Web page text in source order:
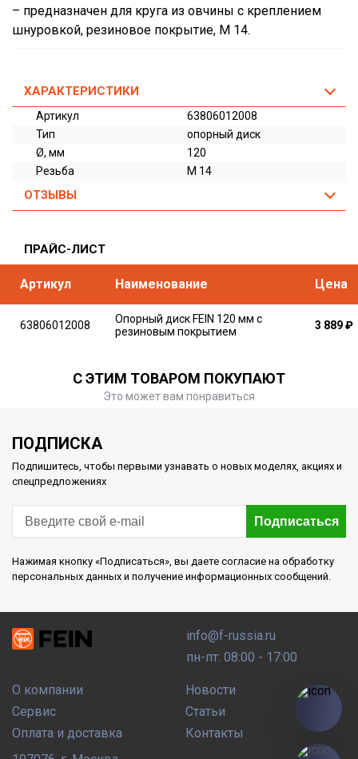
– предназначен для круга из овчины с креплением
шнуровкой, резиновое покрытие, M 14.
ХАРАКТЕРИСТИКИ
Артикул
63806012008
Тип
опорный диск
Ø, мм
120
Резьба
M 14
ОТЗЫВЫ
ПРАЙС-ЛИСТ
Артикул Наименование Цена
63806012008
Опорный диск FEIN 120 мм с
резиновым покрытием
3 889₽
С ЭТИМ ТОВАРОМ ПОКУПАЮТ
Это может вам понравиться
ПОДПИСКА
Подпишитесь, чтобы первыми узнавать о новых моделях, акциях и
спецпредложениях
Подписаться
Нажимая кнопку «Подписаться», вы даете согласие на обработку
персональных данных и получение информационных сообщений.
О компании
Сервис
Оплата и доставка
Новости
Статьи
Контакты
info@f-russia.ru
пн-пт: 08:00 - 17:00